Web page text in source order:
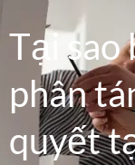
Tại
phân
quyết